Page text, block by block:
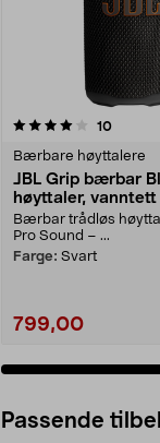
10
Bærbare høyttalere
JBL Grip bærbar
høyttaler, vanntett
Bærbar trådløs
Pro Sound – ...
Farge: Svart
799,00
4.5 av 5
Passende